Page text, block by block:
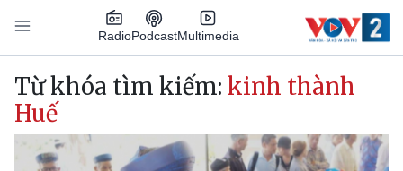
Nhảy đến nội dung
RadioPodcastMultimedia
Main navigation
Từ khóa tìm kiếm: kinh thành
Huế